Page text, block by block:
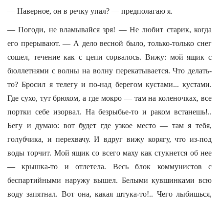
— Наверное, он в речку упал? — предполагаю я.
— Погоди, не вламывайся зря! — Не любит старик, когда
его прерывают. — А дело весной было, только-только снег
сошел, течение как с цепи сорвалось. Вижу: мой ящик с
бюллетнями с волны на волну перекатывается. Что делать-
то? Бросил я телегу и по-над берегом кустами... кустами.
Где сухо, тут брюхом, а где мокро — там на коленочках, все
портки себе изорвал. На безрыбье-то и раком встанешь!..
Бегу и думаю: вот будет где узкое место — там я тебя,
голубчика, и перехвачу. И вдруг вижу корягу, что из-под
воды торчит. Мой ящик со всего маху как стукнется об нее
— крышка-то и отлетела. Весь блок коммунистов с
беспартийными наружу вышел. Белыми кувшинками всю
воду запятнал. Вот она, какая штука-то!.. Чего лыбишься,